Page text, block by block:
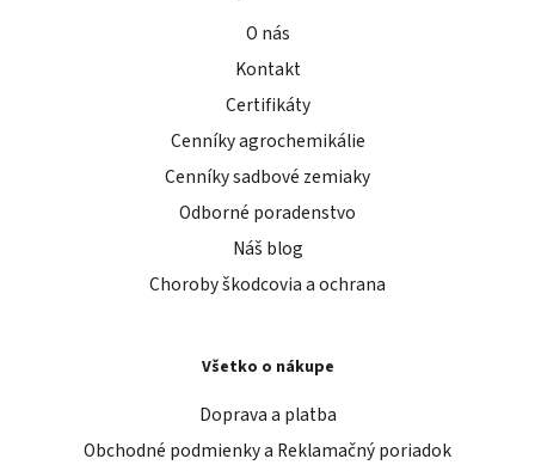
O nás
Kontakt
Certifikáty
Cenníky agrochemikálie
Cenníky sadbové zemiaky
Odborné poradenstvo
Náš blog
Choroby škodcovia a ochrana
Všetko o nákupe
Doprava a platba
Obchodné podmienky a Reklamačný poriadok